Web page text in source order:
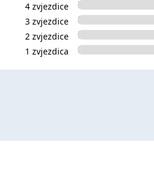
4 zvjezdice
3 zvjezdice
2 zvjezdice
1 zvjezdica